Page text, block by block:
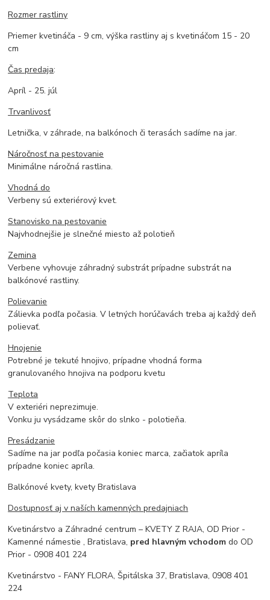
Rozmer rastliny
Priemer kvetináča - 9 cm, výška rastliny aj s kvetináčom 15 - 20
cm
Čas predaja:
Apríl - 25. júl
Trvanlivosť
Letnička, v záhrade, na balkónoch či terasách sadíme na jar.
Náročnosť na pestovanie
Minimálne náročná rastlina.
Vhodná do
Verbeny sú exteriérový kvet.
Stanovisko na pestovanie
Najvhodnejšie je slnečné miesto až polotieň
Zemina
Verbene vyhovuje záhradný substrát prípadne substrát na
balkónové rastliny.
Polievanie
Zálievka podľa počasia. V letných horúčavách treba aj každý deň
polievať.
Hnojenie
Potrebné je tekuté hnojivo, prípadne vhodná forma
granulovaného hnojiva na podporu kvetu
Teplota
V exteriéri neprezimuje.
Vonku ju vysádzame skôr do slnko - polotieňa.
Presádzanie
Sadíme na jar podľa počasia koniec marca, začiatok apríla
prípadne koniec apríla.
Balkónové kvety, kvety Bratislava
Dostupnosť aj v naších kamenných predajniach
Kvetinárstvo a Záhradné centrum – KVETY Z RAJA, OD Prior -
Kamenné námestie , Bratislava, pred hlavným vchodom do OD
Prior - 0908 401 224
Kvetinárstvo - FANY FLORA, Špitálska 37, Bratislava, 0908 401
224